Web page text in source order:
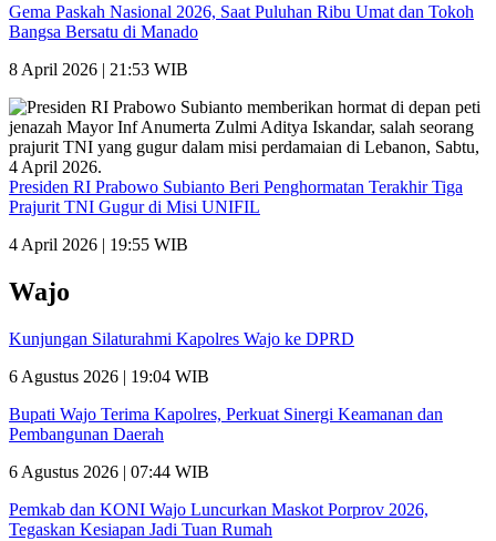
Gema Paskah Nasional 2026, Saat Puluhan Ribu Umat dan Tokoh
Bangsa Bersatu di Manado
8 April 2026 | 21:53 WIB
Presiden RI Prabowo Subianto Beri Penghormatan Terakhir Tiga
Prajurit TNI Gugur di Misi UNIFIL
4 April 2026 | 19:55 WIB
Wajo
Kunjungan Silaturahmi Kapolres Wajo ke DPRD
6 Agustus 2026 | 19:04 WIB
Bupati Wajo Terima Kapolres, Perkuat Sinergi Keamanan dan
Pembangunan Daerah
6 Agustus 2026 | 07:44 WIB
Pemkab dan KONI Wajo Luncurkan Maskot Porprov 2026,
Tegaskan Kesiapan Jadi Tuan Rumah